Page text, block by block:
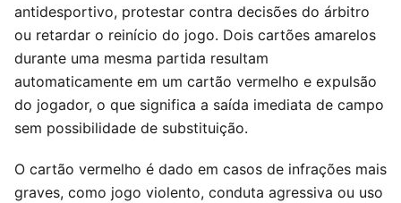
antidesportivo, protestar contra decisões do árbitro
ou retardar o reinício do jogo. Dois cartões amarelos
durante uma mesma partida resultam
automaticamente em um cartão vermelho e expulsão
do jogador, o que significa a saída imediata de campo
sem possibilidade de substituição.
O cartão vermelho é dado em casos de infrações mais
graves, como jogo violento, conduta agressiva ou uso